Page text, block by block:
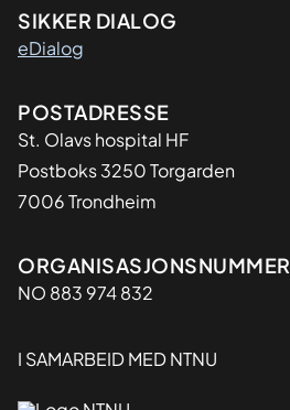
SIKKER DIALOG
eDialog
Adresse
POSTADRESSE
St. Olavs hospital HF
Postboks 3250 Torgarden
7006 Trondheim
Organisasjon
ORGANISASJONSNUMMER
NO 883 974 832
I SAMARBEID MED NTNU